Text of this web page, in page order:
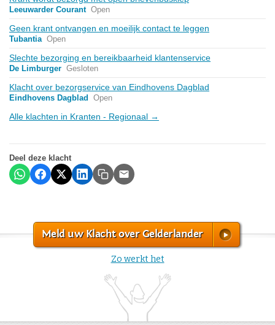
Leeuwarder Courant Open
Geen krant ontvangen en moeilijk contact te leggen
Tubantia Open
Slechte bezorging en bereikbaarheid klantenservice
De Limburger Gesloten
Klacht over bezorgservice van Eindhovens Dagblad
Eindhovens Dagblad Open
Alle klachten in Kranten - Regionaal →
Deel deze klacht
Meld uw Klacht over Gelderlander
Zo werkt het